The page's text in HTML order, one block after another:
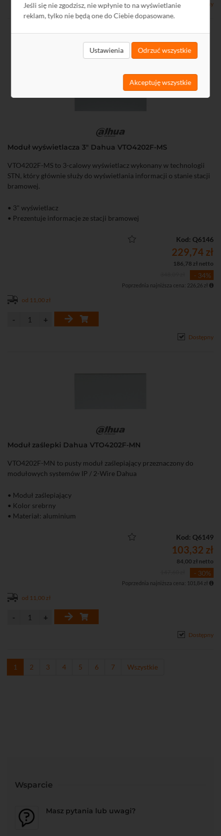
Jeśli się nie zgodzisz, nie wpłynie to na wyświetlanie
reklam, tylko nie będą one do Ciebie dopasowane.
Ustawienia Odrzuć wszystkie
Akceptuję wszystkie
Dostępny
Moduł wyświetlacza 3" Dahua VTO4202F-MS
VTO4202F-MS to 3-calowy wyświetlacz wykonany w technologii
STN, który głównie służy do wyświetlania informacji o stanie stacji
bramowej.
• 3" wyświetlacz
• Prezentuje informacje ze stacji bramowej
Kod: Q6146
229,74 zł
186,78 zł netto
- 34%
Poprzednia najniższa cena: 226,26 zł
od 11,00 zł
Dostępny
Moduł zaślepki Dahua VTO4202F-MN
VTO4202F-MN to pusty moduł zaślepiający przeznaczony do
modułowych systemów IP / 2-Wire Dahua
• Moduł zaślepiający
• Kolor srebrny
• Materiał: aluminium
Kod: Q6149
103,32 zł
84,00 zł netto
- 30%
Poprzednia najniższa cena: 101,84 zł
od 11,00 zł
Dostępny
1 2 3 4 5 6 7 Wszystkie
Wsparcie
Masz pytania lub uwagi?